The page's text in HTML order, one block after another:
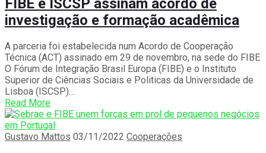
FIBE e ISCSP assinam acordo de
investigação e formação acadêmica
A parceria foi estabelecida num Acordo de Cooperação
Técnica (ACT) assinado em 29 de novembro, na sede do FIBE
O Fórum de Integração Brasil Europa (FIBE) e o Instituto
Superior de Ciências Sociais e Politicas da Universidade de
Lisboa (ISCSP)…
Read More
Gustavo Mattos 03/11/2022 Cooperações